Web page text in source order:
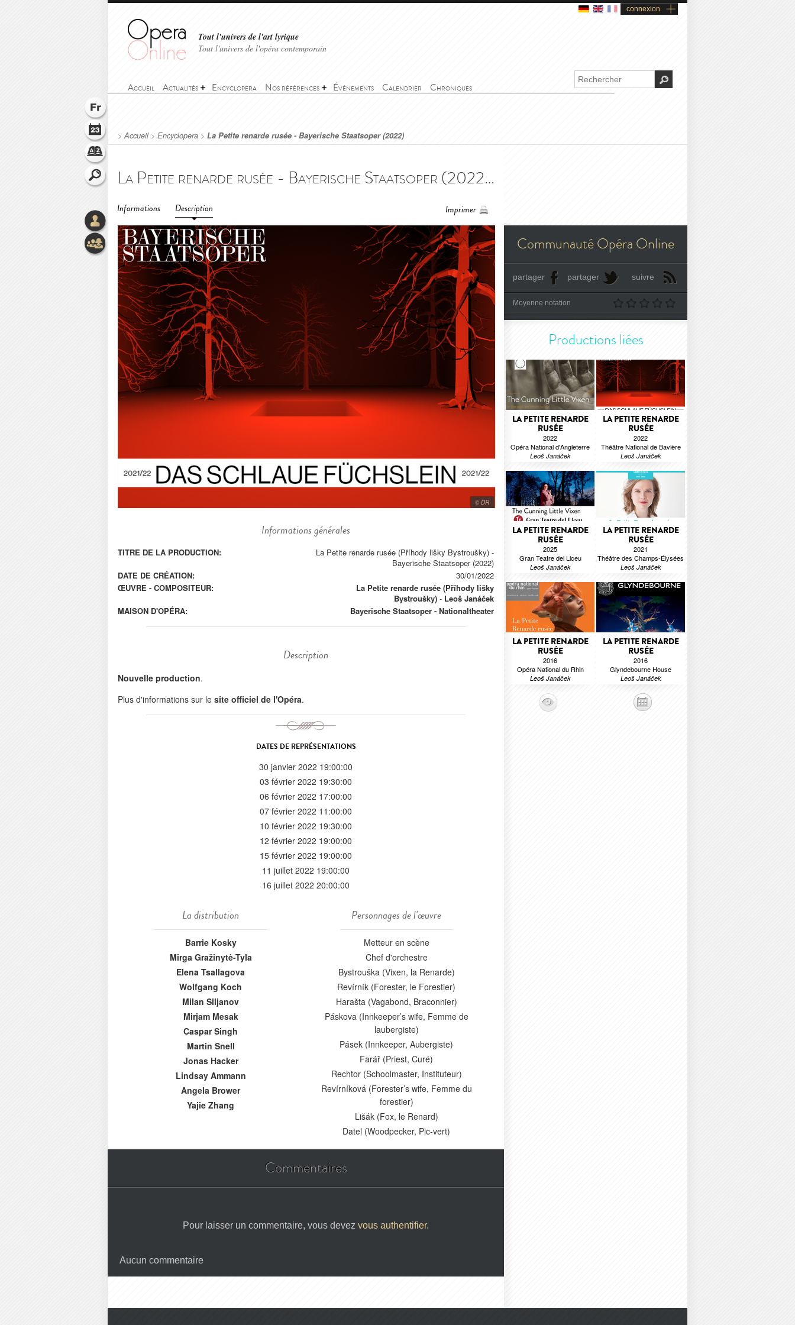
connexion
Tout l'univers de l'art lyrique
Tout l'univers de l'opéra contemporain
Accueil Actualités Encyclopera Nos références Événements Calendrier Chroniques
>Accueil> Encyclopera > La Petite renarde rusée - Bayerische Staatsoper (2022)
La Petite renarde rusée - Bayerische Staatsoper (2022) - La Petite renarde rusée (Příhody lišky Bystroušky) - Bayerische Staatsoper (2022)
Informations Description Imprimer
© DR
Informations générales
TITRE DE LA PRODUCTION:
La Petite renarde rusée (Příhody lišky Bystroušky) -
Bayerische Staatsoper (2022)
DATE DE CRÉATION:
30/01/2022
ŒUVRE - COMPOSITEUR:
La Petite renarde rusée (Příhody lišky
Bystroušky) - Leoš Janáček
MAISON D'OPÉRA:
Bayerische Staatsoper - Nationaltheater
Description
Nouvelle production.
Plus d'informations sur le site officiel de l'Opéra.
DATES DE REPRÉSENTATIONS
30 janvier 2022 19:00:00
03 février 2022 19:30:00
06 février 2022 17:00:00
07 février 2022 11:00:00
10 février 2022 19:30:00
12 février 2022 19:00:00
15 février 2022 19:00:00
11 juillet 2022 19:00:00
16 juillet 2022 20:00:00
La distribution
Barrie Kosky
Mirga Gražinytė-Tyla
Elena Tsallagova
Wolfgang Koch
Milan Siljanov
Mirjam Mesak
Caspar Singh
Martin Snell
Jonas Hacker
Lindsay Ammann
Angela Brower
Yajie Zhang
Personnages de l'œuvre
Metteur en scène
Chef d'orchestre
Bystrouška (Vixen, la Renarde)
Revírník (Forester, le Forestier)
Harašta (Vagabond, Braconnier)
Páskova (Innkeeper’s wife, Femme de
laubergiste)
Pásek (Innkeeper, Aubergiste)
Farář (Priest, Curé)
Rechtor (Schoolmaster, Instituteur)
Revírníková (Forester’s wife, Femme du
forestier)
Lišák (Fox, le Renard)
Datel (Woodpecker, Pic-vert)
Commentaires
Pour laisser un commentaire, vous devez vous authentifier.
Aucun commentaire
Communauté Opéra Online
partager partager suivre
Moyenne notation
Productions liées
LA PETITE RENARDE
RUSÉE
2022
Opéra National d'Angleterre
Leoš Janáček
LA PETITE RENARDE
RUSÉE
2022
Théâtre National de Bavière
Leoš Janáček
LA PETITE RENARDE
RUSÉE
2025
Gran Teatre del Liceu
Leoš Janáček
LA PETITE RENARDE
RUSÉE
2021
Théâtre des Champs-Élysées
Leoš Janáček
LA PETITE RENARDE
RUSÉE
2016
Opéra National du Rhin
Leoš Janáček
LA PETITE RENARDE
RUSÉE
2016
Glyndebourne House
Leoš Janáček